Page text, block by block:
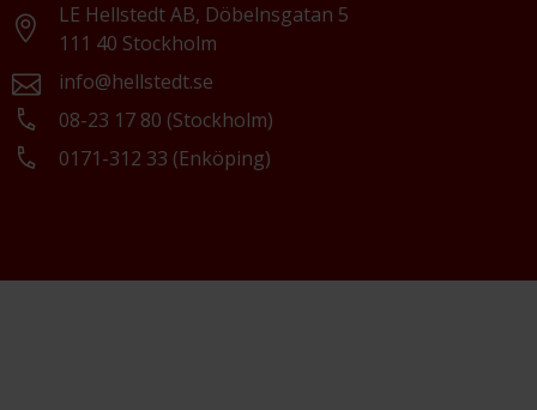
LE Hellstedt AB, Döbelnsgatan 5
111 40 Stockholm
info@hellstedt.se
08-23 17 80 (Stockholm)
0171-312 33 (Enköping)